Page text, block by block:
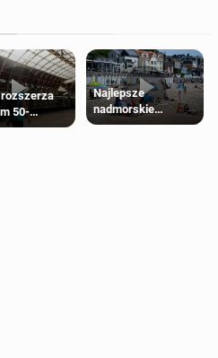
50-
Najlepsze
nadmorskie
miasteczko blisko